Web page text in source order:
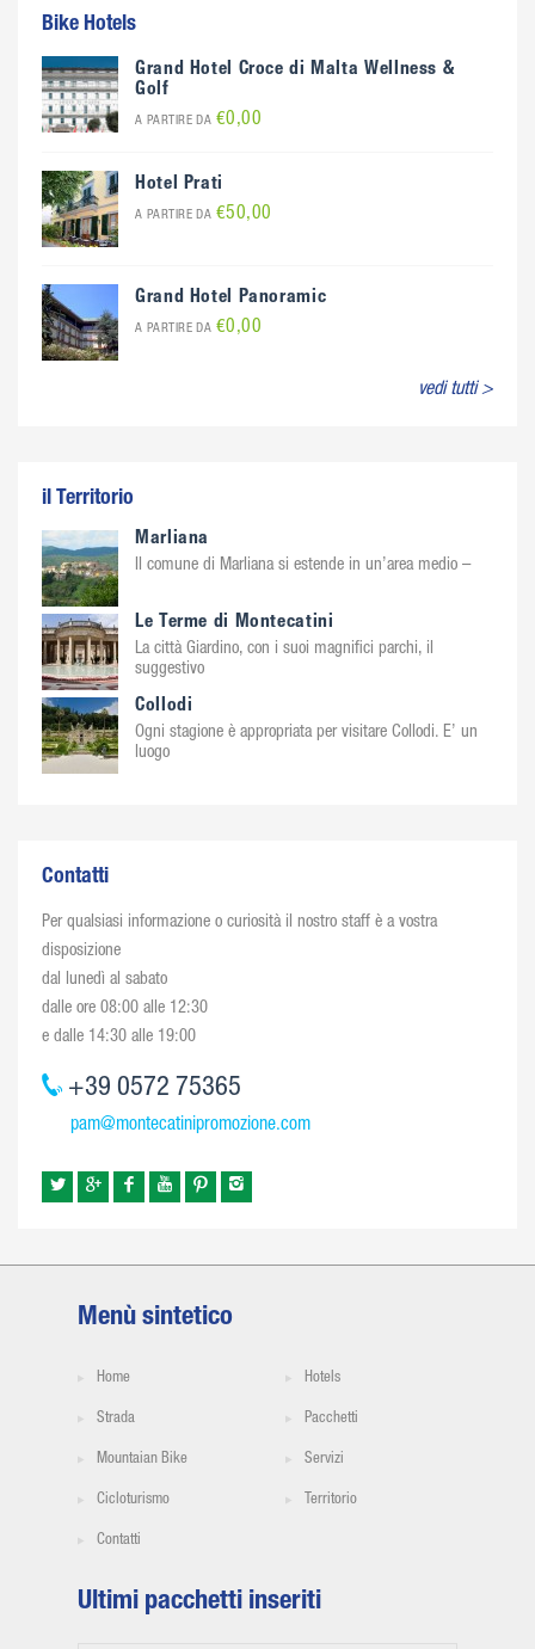
Bike Hotels
Grand Hotel Croce di Malta Wellness &
Golf
A PARTIRE DA €0,00
Hotel Prati
A PARTIRE DA €50,00
Grand Hotel Panoramic
A PARTIRE DA €0,00
vedi tutti >
il Territorio
Marliana
Il comune di Marliana si estende in un’area medio –
Le Terme di Montecatini
La città Giardino, con i suoi magnifici parchi, il
suggestivo
Collodi
Ogni stagione è appropriata per visitare Collodi. E’ un
luogo
Contatti
Per qualsiasi informazione o curiosità il nostro staff è a vostra
disposizione
dal lunedì al sabato
dalle ore 08:00 alle 12:30
e dalle 14:30 alle 19:00
+39 0572 75365
pam@montecatinipromozione.com
Menù sintetico
Home Hotels
Strada Pacchetti
Mountaian Bike Servizi
Cicloturismo Territorio
Contatti
Ultimi pacchetti inseriti